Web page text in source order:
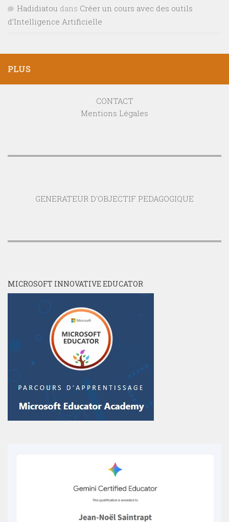
Hadidiatou dans Créer un cours avec des outils
d’Intelligence Artificielle
PLUS
CONTACT
Mentions Légales
GENERATEUR D'OBJECTIF PEDAGOGIQUE
MICROSOFT INNOVATIVE EDUCATOR